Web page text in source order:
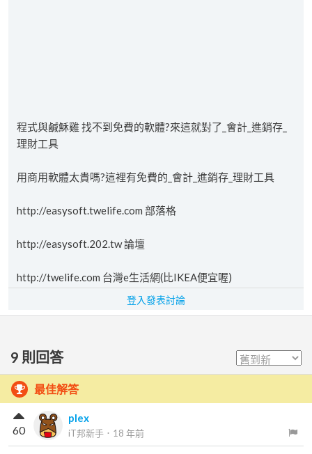
程式與鹹穌雞 找不到免費的軟體?來這就對了_會計_進銷存_
理財工具
用商用軟體太貴嗎?這裡有免費的_會計_進銷存_理財工具
http://easysoft.twelife.com 部落格
http://easysoft.202.tw 論壇
http://twelife.com 台灣e生活網(比IKEA便宜喔)
登入發表討論
9 則回答
最佳解答
plex
iT邦新手 ． 18 年前
60